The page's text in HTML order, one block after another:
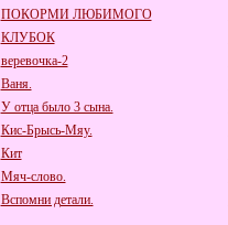
ПОКОРМИ ЛЮБИМОГО
КЛУБОК
веревочка-2
Ваня.
У отца было 3 сына.
Кис-Брысь-Мяу.
Кит
Мяч-слово.
Вспомни детали.